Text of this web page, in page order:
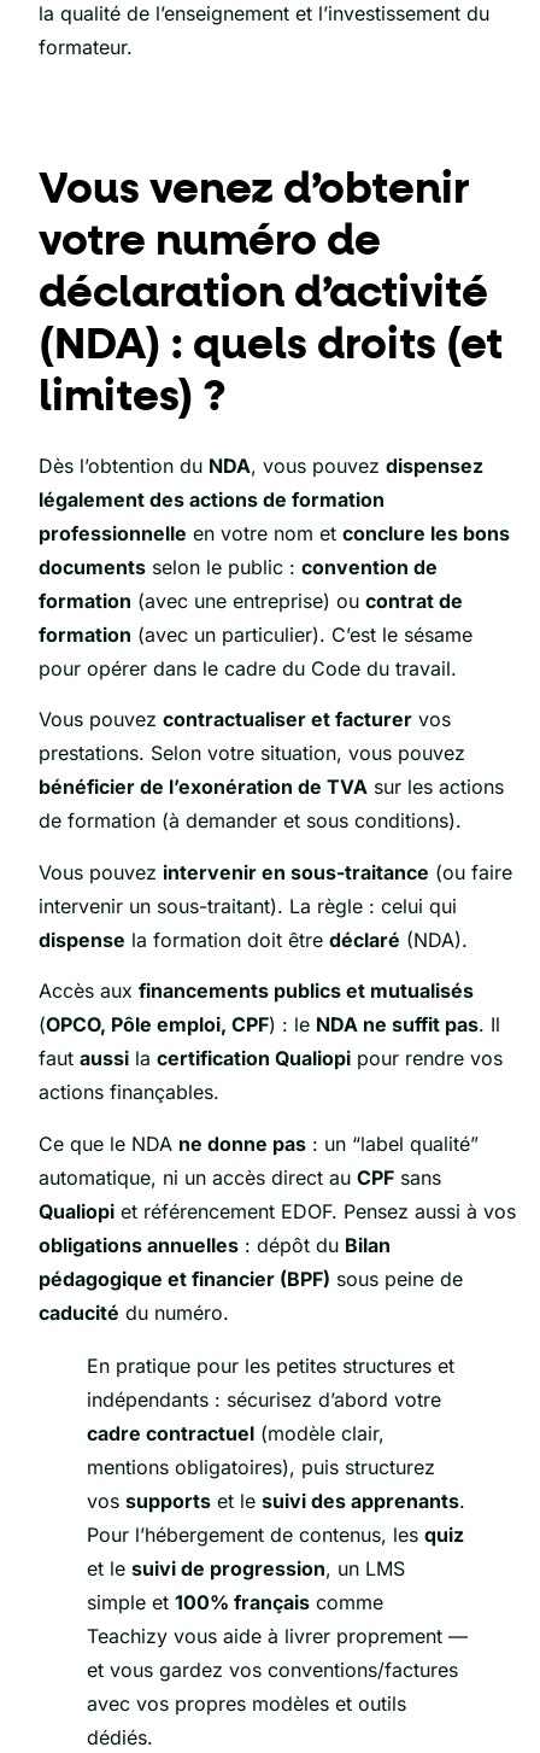
la qualité de l’enseignement et l’investissement du
formateur.
Vous venez d’obtenir
votre numéro de
déclaration d’activité
(NDA) : quels droits (et
limites) ?
Dès l’obtention du NDA, vous pouvezdispensez
légalement des actions de formation
professionnelle en votre nom etconclure les bons
documents selon le public :convention de
formation (avec une entreprise) oucontrat de
formation (avec un particulier). C’est le sésame
pour opérer dans le cadre du Code du travail.
Vous pouvezcontractualiser et facturer vos
prestations. Selon votre situation, vous pouvez
bénéficier de l’exonération de TVA sur les actions
de formation (à demander et sous conditions).
Vous pouvez intervenir en sous-traitance (ou faire
intervenir un sous-traitant). La règle : celui qui
dispense la formation doit êtredéclaré (NDA).
Accès auxfinancements publics et mutualisés
(OPCO, Pôle emploi, CPF) : le NDA ne suffit pas. Il
fautaussi lacertification Qualiopi pour rendre vos
actions finançables.
Ce que le NDA ne donne pas : un “label qualité”
automatique, ni un accès direct auCPF sans
Qualiopi et référencement EDOF. Pensez aussi à vos
obligations annuelles : dépôt du Bilan
pédagogique et financier (BPF) sous peine de
caducité du numéro.
En pratique pour les petites structures et
indépendants : sécurisez d’abord votre
cadre contractuel (modèle clair,
mentions obligatoires), puis structurez
vossupports et lesuivi des apprenants.
Pour l’hébergement de contenus, lesquiz
et lesuivi de progression, un LMS
simple et100% français comme
Teachizy vous aide à livrer proprement —
et vous gardez vos conventions/factures
avec vos propres modèles et outils
dédiés.